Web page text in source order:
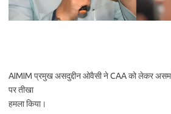
AIMIM प्रमुख असदुद्दीन ओवैसी ने CAA को लेकर असम
पर तीखा
हमला किया।